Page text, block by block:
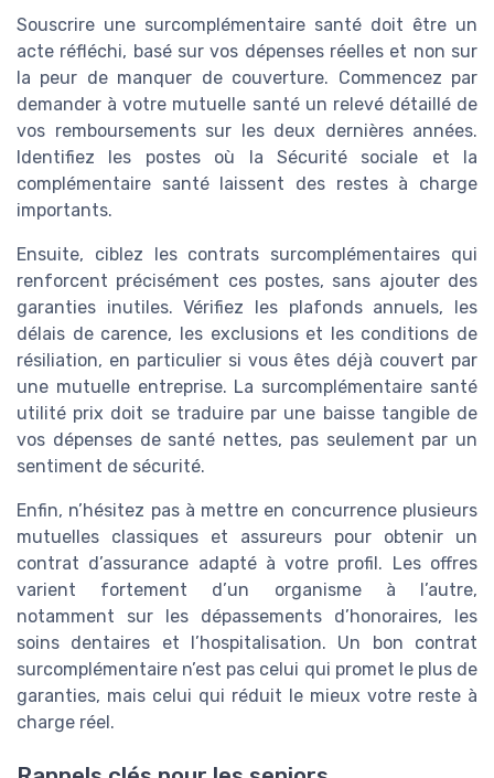
Souscrire une surcomplémentaire santé doit être un
acte réfléchi, basé sur vos dépenses réelles et non sur
la peur de manquer de couverture. Commencez par
demander à votre mutuelle santé un relevé détaillé de
vos remboursements sur les deux dernières années.
Identifiez les postes où la Sécurité sociale et la
complémentaire santé laissent des restes à charge
importants.
Ensuite, ciblez les contrats surcomplémentaires qui
renforcent précisément ces postes, sans ajouter des
garanties inutiles. Vérifiez les plafonds annuels, les
délais de carence, les exclusions et les conditions de
résiliation, en particulier si vous êtes déjà couvert par
une mutuelle entreprise. La surcomplémentaire santé
utilité prix doit se traduire par une baisse tangible de
vos dépenses de santé nettes, pas seulement par un
sentiment de sécurité.
Enfin, n’hésitez pas à mettre en concurrence plusieurs
mutuelles classiques et assureurs pour obtenir un
contrat d’assurance adapté à votre profil. Les offres
varient fortement d’un organisme à l’autre,
notamment sur les dépassements d’honoraires, les
soins dentaires et l’hospitalisation. Un bon contrat
surcomplémentaire n’est pas celui qui promet le plus de
garanties, mais celui qui réduit le mieux votre reste à
charge réel.